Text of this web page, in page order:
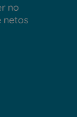
no
netos